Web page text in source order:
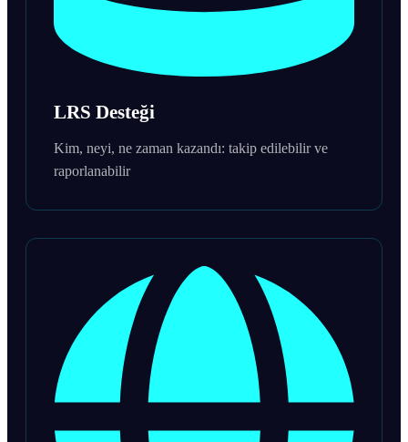
LRS Desteği
Kim, neyi, ne zaman kazandı: takip edilebilir ve
raporlanabilir